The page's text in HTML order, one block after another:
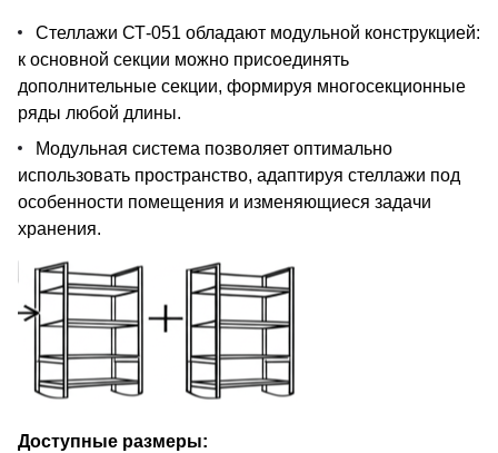
Стеллажи СТ-051 обладают модульной конструкцией:
к основной секции можно присоединять
дополнительные секции, формируя многосекционные
ряды любой длины.
Модульная система позволяет оптимально
использовать пространство, адаптируя стеллажи под
особенности помещения и изменяющиеся задачи
хранения.
Доступные размеры: